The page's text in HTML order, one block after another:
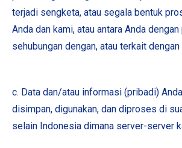
terjadi sengketa, atau segala bentuk
Anda dan kami, atau antara Anda
sehubungan dengan, atau terkait dengan
c. Data dan/atau informasi (pribadi)
disimpan, digunakan, dan diproses di
selain Indonesia dimana server-server